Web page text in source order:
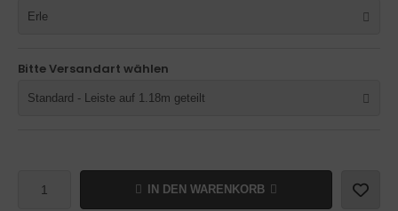
Erle
Bitte Versandart wählen
Standard - Leiste auf 1.18m geteilt
IN DEN WARENKORB